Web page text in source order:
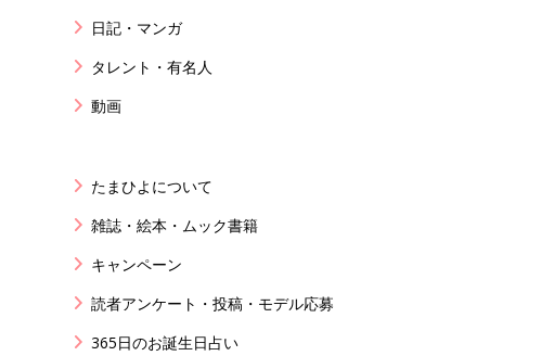
日記・マンガ
タレント・有名人
動画
たまひよについて
雑誌・絵本・ムック書籍
キャンペーン
読者アンケート・投稿・モデル応募
365日のお誕生日占い